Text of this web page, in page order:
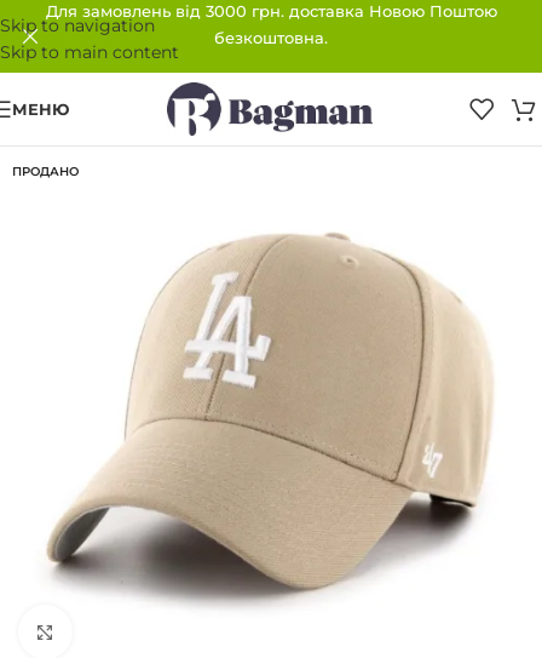
Skip to navigation
Skip to main content
Для замовлень від 3000 грн. доставка Новою Поштою
безкоштовна.
МЕНЮ
ПРОДАНО